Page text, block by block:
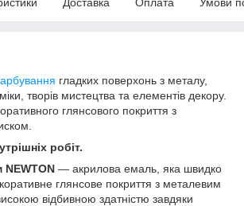
гладких поверхонь з металу,
творів мистецтва та елементів декору.
глянсового покриття з
робіт.
— акрилова емаль, яка швидко
глянсове покриття з металевим
відбивною здатністю завдяки